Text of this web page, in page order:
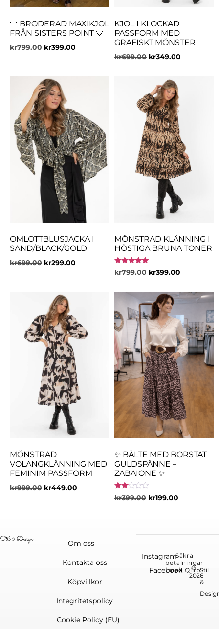
🤍 BRODERAD MAXIKJOL
FRÅN SISTERS POINT 🤍
kr799.00 kr399.00
KJOL I KLOCKAD
PASSFORM MED
GRAFISKT MÖNSTER
kr699.00 kr349.00
OMLOTTBLUSJACKA I
SAND/BLACK/GOLD
kr699.00 kr299.00
MÖNSTRAD KLÄNNING I
HÖSTIGA BRUNA TONER
Betygsatt
5.00
kr799.00 kr399.00
MÖNSTRAD
VOLANGKLÄNNING MED
FEMINIM PASSFORM
kr999.00 kr449.00
✨ BÄLTE MED BORSTAT
GULDSPÄNNE –
ZABAIONE ✨
Betygsatt
2.00
kr399.00 kr199.00
Om oss
Kontakta oss
Köpvillkor
Integritetspolicy
Cookie Policy (EU)
©
2026
Stil
&
Instagram
Facebook
Säkra
betalningar
med Qliro